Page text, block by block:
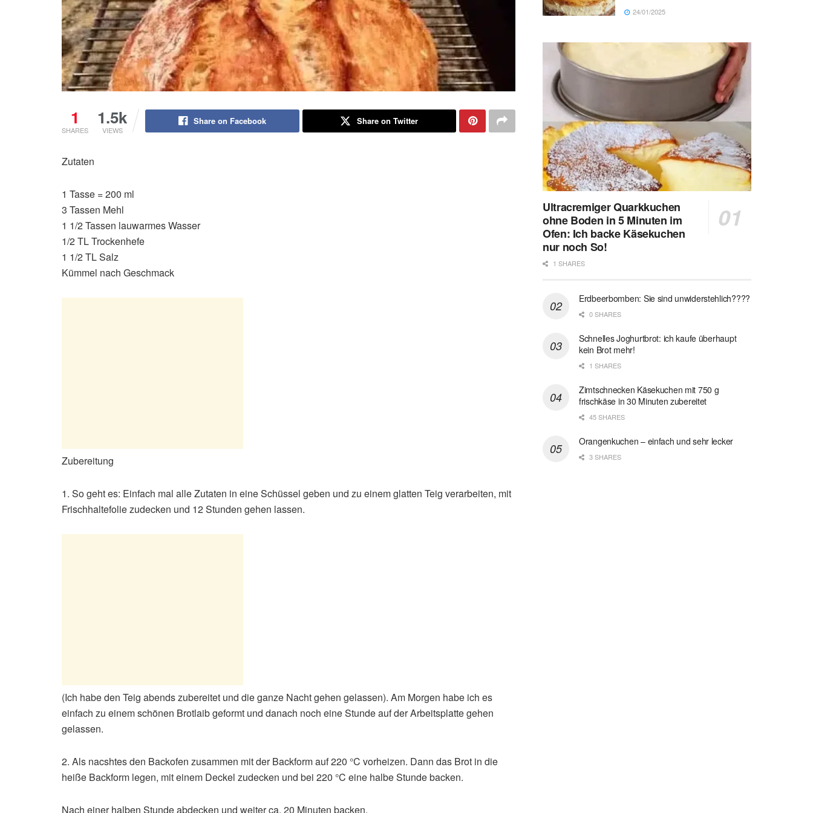
1
SHARES
1.5k
VIEWS
Share on Facebook Share on Twitter
Zutaten
1 Tasse = 200 ml
3 Tassen Mehl
1 1/2 Tassen lauwarmes Wasser
1/2 TL Trockenhefe
1 1/2 TL Salz
Kümmel nach Geschmack
Zubereitung
1. So geht es: Einfach mal alle Zutaten in eine Schüssel geben und zu einem glatten Teig verarbeiten, mit
Frischhaltefolie zudecken und 12 Stunden gehen lassen.
(Ich habe den Teig abends zubereitet und die ganze Nacht gehen gelassen). Am Morgen habe ich es
einfach zu einem schönen Brotlaib geformt und danach noch eine Stunde auf der Arbeitsplatte gehen
gelassen.
2. Als nacshtes den Backofen zusammen mit der Backform auf 220 °C vorheizen. Dann das Brot in die
heiße Backform legen, mit einem Deckel zudecken und bei 220 °C eine halbe Stunde backen.
Nach einer halben Stunde abdecken und weiter ca. 20 Minuten backen.
24/01/2025
Ultracremiger Quarkkuchen
ohne Boden in 5 Minuten im
Ofen: Ich backe Käsekuchen
nur noch So!
1 SHARES
Erdbeerbomben: Sie sind unwiderstehlich????
0 SHARES
Schnelles Joghurtbrot: ich kaufe überhaupt
kein Brot mehr!
1 SHARES
Zimtschnecken Käsekuchen mit 750 g
frischkäse in 30 Minuten zubereitet
45 SHARES
Orangenkuchen – einfach und sehr lecker
3 SHARES